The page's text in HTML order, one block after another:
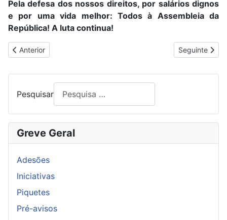
Pela defesa dos nossos direitos, por salários dignos
e por uma vida melhor: Todos à Assembleia da
República! A luta continua!
Artigo anterior: GREVE E CONCENTRAÇÕES DIA 18 NA OTIS
Anterior Artigo
Seguinte
Pesquisar
Greve Geral
Adesões
Iniciativas
Piquetes
Pré-avisos